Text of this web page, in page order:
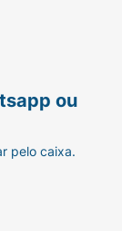
ou
pelo caixa.